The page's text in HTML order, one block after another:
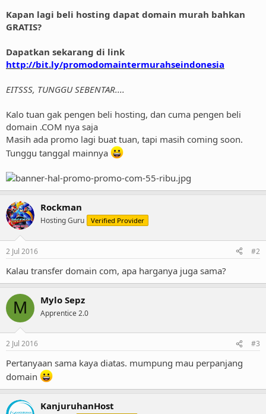
Kapan lagi beli hosting dapat domain murah bahkan
GRATIS?
Dapatkan sekarang di link
http://bit.ly/promodomaintermurahseindonesia
EITSSS, TUNGGU SEBENTAR....
Kalo tuan gak pengen beli hosting, dan cuma pengen beli
domain .COM nya saja
Masih ada promo lagi buat tuan, tapi masih coming soon.
Tunggu tanggal mainnya
Rockman
Hosting Guru Verified Provider
2 Jul 2016 #2
Kalau transfer domain com, apa harganya juga sama?
M Mylo Sepz
Apprentice 2.0
2 Jul 2016 #3
Pertanyaan sama kaya diatas. mumpung mau perpanjang
domain
KanjuruhanHost